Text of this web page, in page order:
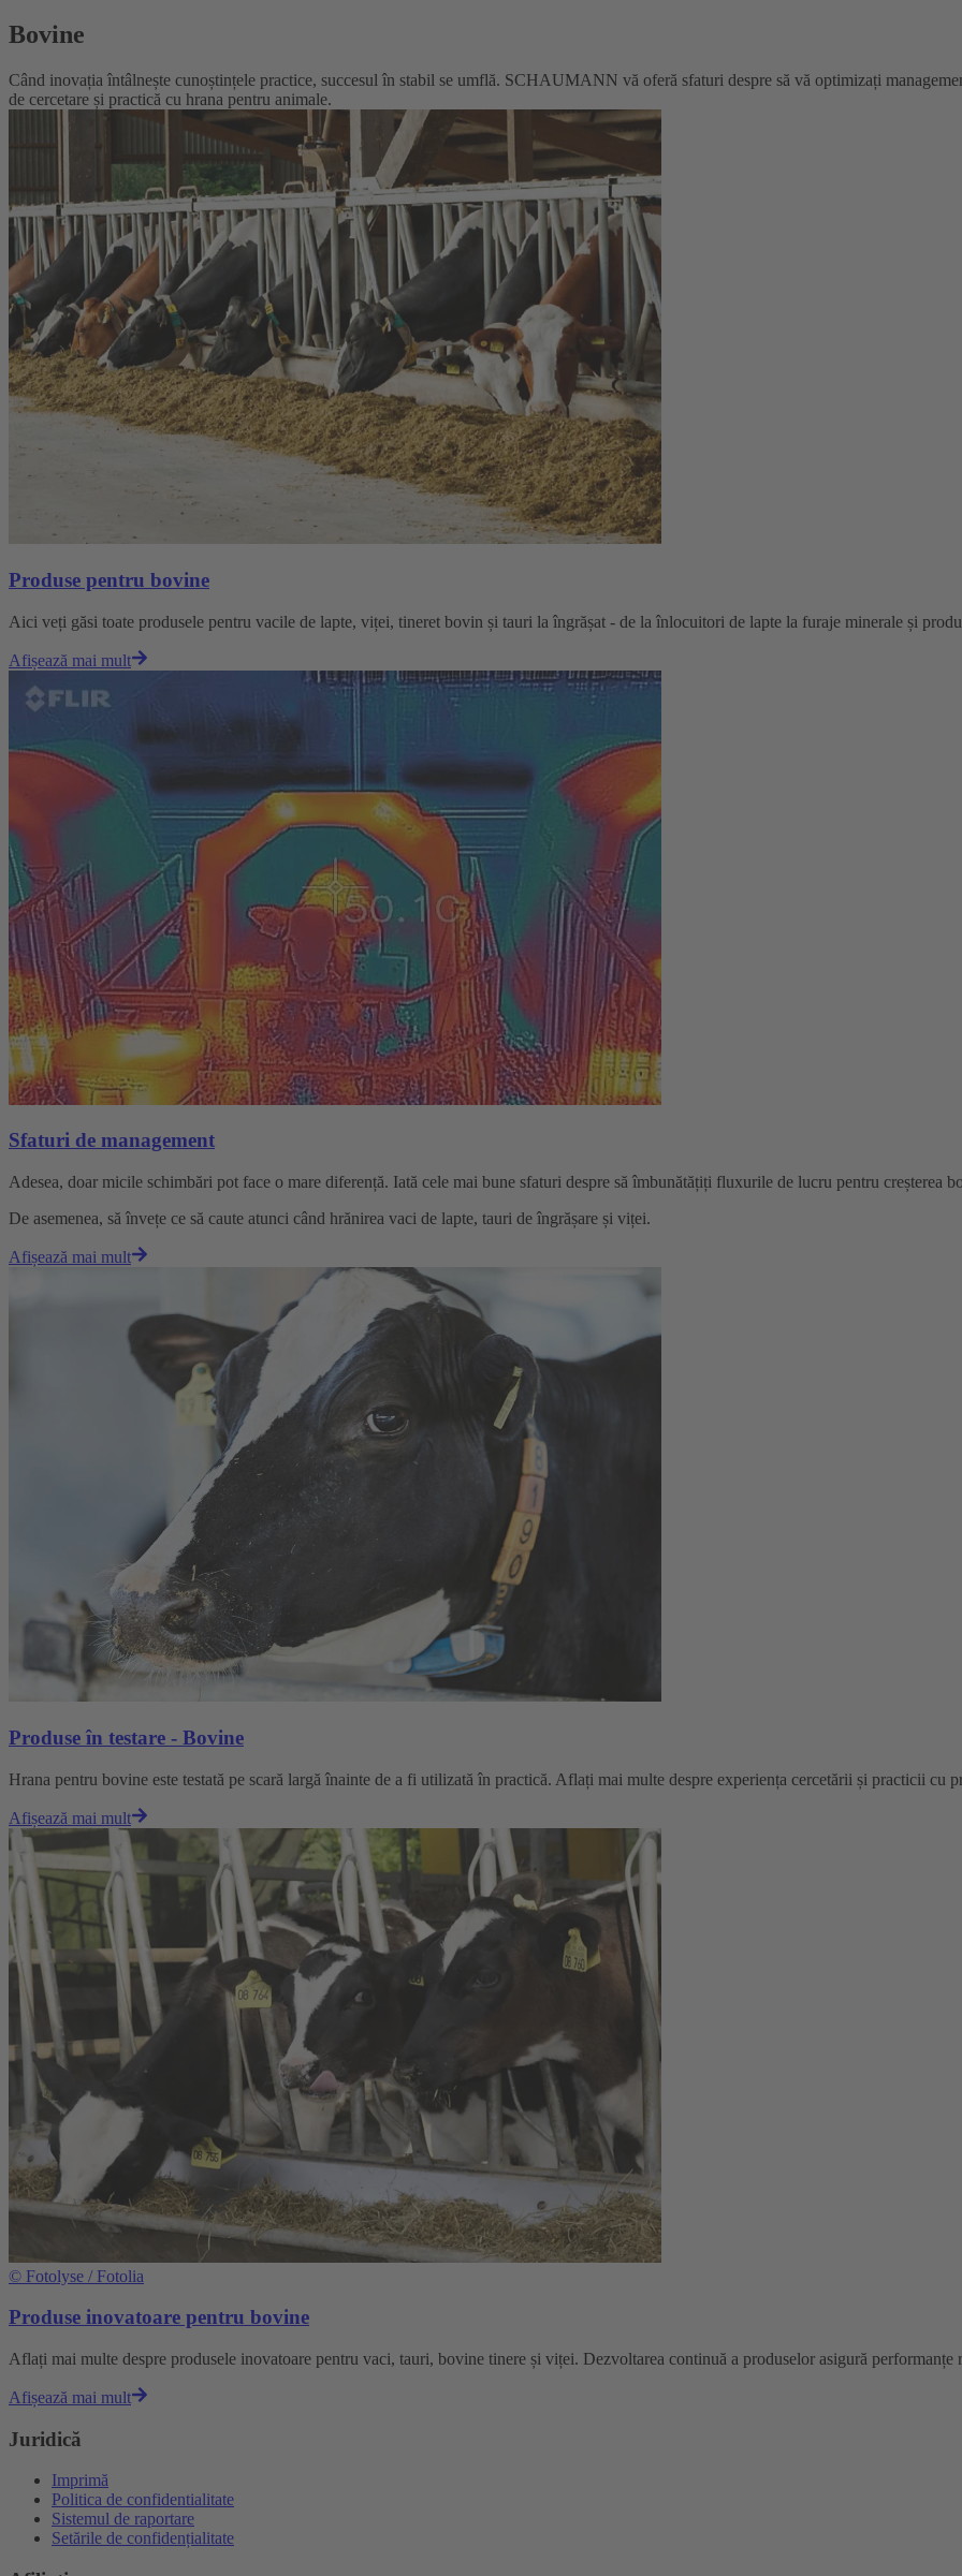
Bovine
Când inovația întâlnește cunoștințele practice, succesul în stabil se umflă. SCHAUMANN vă oferă sfaturi despre să vă optimizați
de cercetare și practică cu hrana pentru animale.
Produse pentru bovine
Aici veți găsi toate produsele pentru vacile de lapte, viței, tineret bovin și tauri la îngrășat - de la înlocuitori de lapte la furaje minerale și
Afișează mai mult
Sfaturi de management
Adesea, doar micile schimbări pot face o mare diferență. Iată cele mai bune sfaturi despre să îmbunătățiți fluxurile de lucru pentru creșterea
De asemenea, să învețe ce să caute atunci când hrănirea vaci de lapte, tauri de îngrășare și viței.
Afișează mai mult
Produse în testare - Bovine
Hrana pentru bovine este testată pe scară largă înainte de a fi utilizată în practică. Aflați mai multe despre experiența cercetării și practicii cu
Afișează mai mult
© Fotolyse / Fotolia
Produse inovatoare pentru bovine
Aflați mai multe despre produsele inovatoare pentru vaci, tauri, bovine tinere și viței. Dezvoltarea continuă a produselor asigură performanțe
Afișează mai mult
Juridică
Imprimă
Politica de confidentialitate
Sistemul de raportare
Setările de confidențialitate